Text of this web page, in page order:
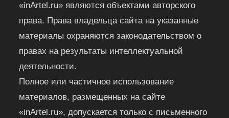
«inArtel.ru» являются объектами авторского
права. Права владельца сайта на указанные
материалы охраняются законодательством о
правах на результаты интеллектуальной
деятельности.
Полное или частичное использование
материалов, размещенных на сайте
«inArtel.ru», допускается только с письменного